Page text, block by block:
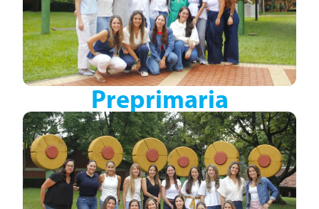
Preprimaria